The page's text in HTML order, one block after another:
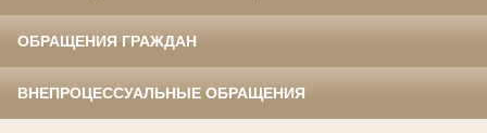
ОБРАЩЕНИЯ ГРАЖДАН
ВНЕПРОЦЕССУАЛЬНЫЕ ОБРАЩЕНИЯ